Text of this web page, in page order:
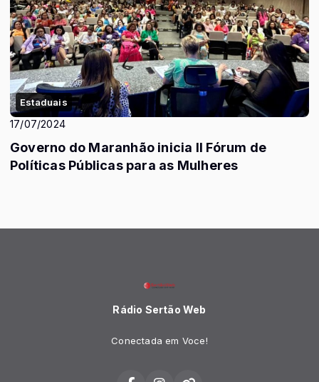
Estaduais
17/07/2024
Governo do Maranhão inicia II Fórum de
Políticas Públicas para as Mulheres
Rádio Sertão Web
Conectada em Voce!